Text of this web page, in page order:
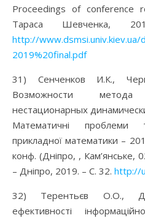
Proceedings of conference
Тараса Шевченка,
http://www.dsmsi.univ.kiev.ua/
2019%20final.pdf
31) Сенченков И.К.,
Возможности
нестационарных
Математичні проблеми
прикладної математики –
конф. (Дніпро, , Кам’янське,
– Дніпро, 2019. – С. 32. http://
32) Терентьєв О.О.,
ефективності